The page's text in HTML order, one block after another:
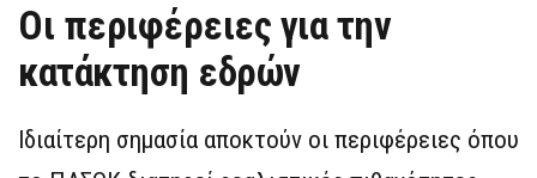
Οι περιφέρειες για την
κατάκτηση εδρών
Ιδιαίτερη σημασία αποκτούν οι περιφέρειες όπου